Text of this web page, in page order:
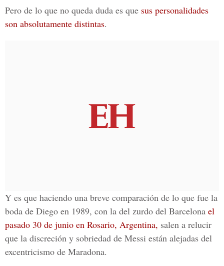
Pero de lo que no queda duda es que sus personalidades
son absolutamente distintas.
Y es que haciendo una breve comparación de lo que fue la
boda de Diego en 1989, con la del zurdo del Barcelona el
pasado 30 de junio en Rosario, Argentina, salen a relucir
que la discreción y sobriedad de Messi están alejadas del
excentricismo de Maradona.